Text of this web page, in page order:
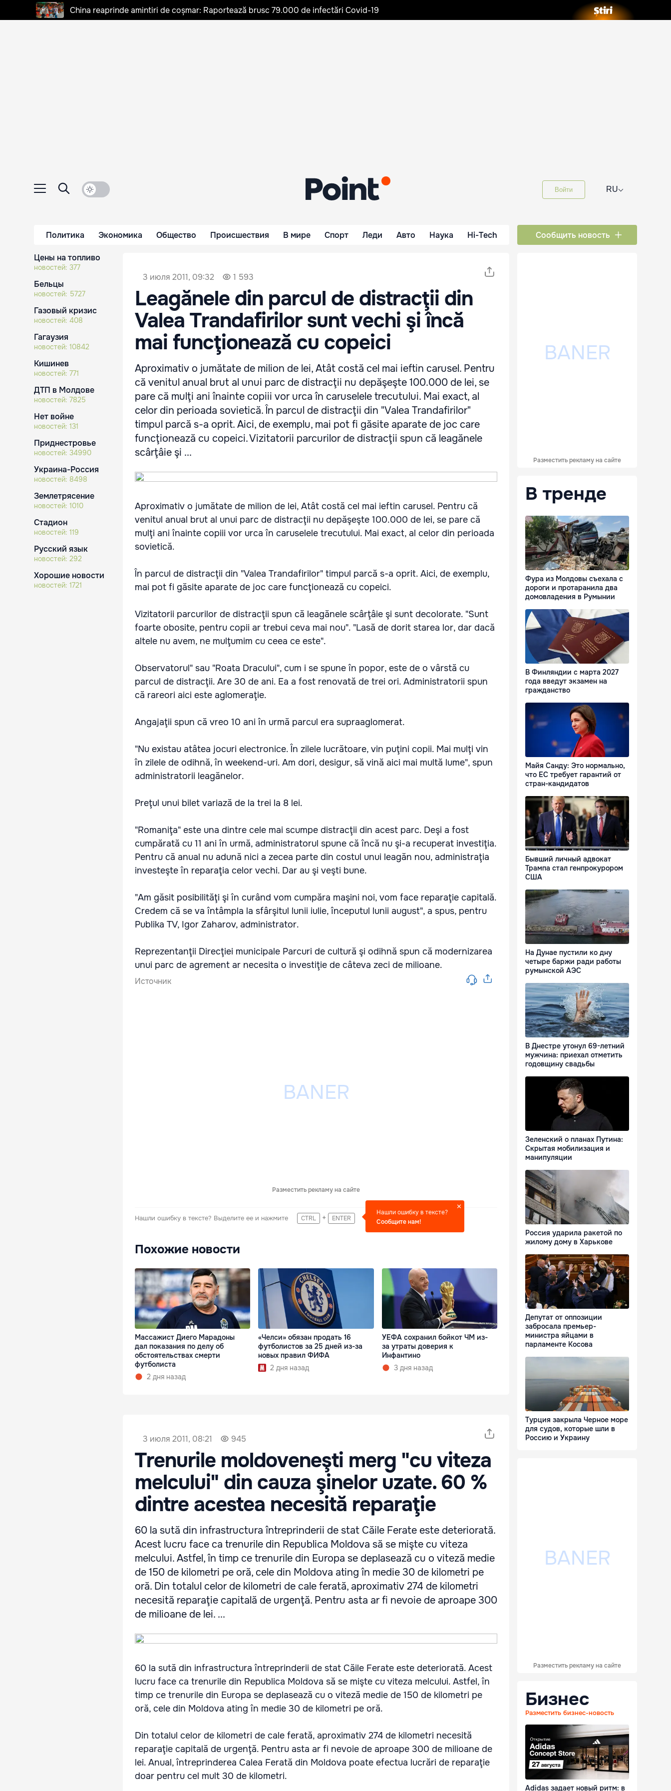
China reaprinde amintiri de coșmar: Raportează brusc 79.000 de infectări Covid-19
Войти RU⌵
Политика Экономика Общество Происшествия В мире Спорт Леди Авто Наука Hi-Tech Сообщить новость
Цены на топливо
новостей: 377
Бельцы
новостей: 5727
Газовый кризис
новостей: 408
Гагаузия
новостей: 10842
Кишинев
новостей: 771
ДТП в Молдове
новостей: 7825
Нет войне
новостей: 131
Приднестровье
новостей: 34990
Украина-Россия
новостей: 8498
Землетрясение
новостей: 1010
Стадион
новостей: 119
Русский язык
новостей: 292
Хорошие новости
новостей: 1721
3 июля 2011, 09:32 1 593
Leagănele din parcul de distracţii din
Valea Trandafirilor sunt vechi şi încă
mai funcţionează cu copeici
Aproximativ o jumătate de milion de lei, Atât costă cel mai ieftin carusel. Pentru
că venitul anual brut al unui parc de distracţii nu depăşeşte 100.000 de lei, se
pare că mulţi ani înainte copiii vor urca în caruselele trecutului. Mai exact, al
celor din perioada sovietică. În parcul de distracţii din "Valea Trandafirilor"
timpul parcă s-a oprit. Aici, de exemplu, mai pot fi găsite aparate de joc care
funcţionează cu copeici. Vizitatorii parcurilor de distracţii spun că leagănele
scârţâie şi ...
Aproximativ o jumătate de milion de lei, Atât costă cel mai ieftin carusel. Pentru că
venitul anual brut al unui parc de distracţii nu depăşeşte 100.000 de lei, se pare că
mulţi ani înainte copiii vor urca în caruselele trecutului. Mai exact, al celor din perioada
sovietică.
În parcul de distracţii din "Valea Trandafirilor" timpul parcă s-a oprit. Aici, de exemplu,
mai pot fi găsite aparate de joc care funcţionează cu copeici.
Vizitatorii parcurilor de distracţii spun că leagănele scârţâie şi sunt decolorate. "Sunt
foarte obosite, pentru copii ar trebui ceva mai nou". "Lasă de dorit starea lor, dar dacă
altele nu avem, ne mulţumim cu ceea ce este".
Observatorul" sau "Roata Dracului", cum i se spune în popor, este de o vârstă cu
parcul de distracţii. Are 30 de ani. Ea a fost renovată de trei ori. Administratorii spun
că rareori aici este aglomeraţie.
Angajaţii spun că vreo 10 ani în urmă parcul era supraaglomerat.
"Nu existau atâtea jocuri electronice. În zilele lucrătoare, vin puţini copii. Mai mulţi vin
în zilele de odihnă, în weekend-uri. Am dori, desigur, să vină aici mai multă lume", spun
administratorii leagănelor.
Preţul unui bilet variază de la trei la 8 lei.
"Romaniţa" este una dintre cele mai scumpe distracţii din acest parc. Deşi a fost
cumpărată cu 11 ani în urmă, administratorul spune că încă nu şi-a recuperat investiţia.
Pentru că anual nu adună nici a zecea parte din costul unui leagăn nou, administraţia
investeşte în reparaţia celor vechi. Dar au şi veşti bune.
"Am găsit posibilităţi şi în curând vom cumpăra maşini noi, vom face reparaţie capitală.
Credem că se va întâmpla la sfârşitul lunii iulie, începutul lunii august", a spus, pentru
Publika TV, Igor Zaharov, administrator.
Reprezentanţii Direcţiei municipale Parcuri de cultură şi odihnă spun că modernizarea
unui parc de agrement ar necesita o investiţie de câteva zeci de milioane.
Источник
Разместить рекламу на сайте
Нашли ошибку в тексте? Выделите ее и нажмите CTRL + ENTER
Нашли ошибку в тексте?
Сообщите нам!
Похожие новости
Массажист Диего Марадоны
дал показания по делу об
обстоятельствах смерти
футболиста
2 дня назад
«Челси» обязан продать 16
футболистов за 25 дней из-за
новых правил ФИФА
2 дня назад
УЕФА сохранил бойкот ЧМ из-
за утраты доверия к
Инфантино
3 дня назад
3 июля 2011, 08:21 945
Trenurile moldoveneşti merg "cu viteza
melcului" din cauza şinelor uzate. 60 %
dintre acestea necesită reparaţie
60 la sută din infrastructura întreprinderii de stat Căile Ferate este deteriorată.
Acest lucru face ca trenurile din Republica Moldova să se mişte cu viteza
melcului. Astfel, în timp ce trenurile din Europa se deplasează cu o viteză medie
de 150 de kilometri pe oră, cele din Moldova ating în medie 30 de kilometri pe
oră. Din totalul celor de kilometri de cale ferată, aproximativ 274 de kilometri
necesită reparaţie capitală de urgenţă. Pentru asta ar fi nevoie de aproape 300
de milioane de lei. ...
60 la sută din infrastructura întreprinderii de stat Căile Ferate este deteriorată. Acest
lucru face ca trenurile din Republica Moldova să se mişte cu viteza melcului. Astfel, în
timp ce trenurile din Europa se deplasează cu o viteză medie de 150 de kilometri pe
oră, cele din Moldova ating în medie 30 de kilometri pe oră.
Din totalul celor de kilometri de cale ferată, aproximativ 274 de kilometri necesită
reparaţie capitală de urgenţă. Pentru asta ar fi nevoie de aproape 300 de milioane de
lei. Anual, întreprinderea Calea Ferată din Moldova poate efectua lucrări de reparaţie
doar pentru cel mult 30 de kilometri.
Разместить рекламу на сайте
В тренде
Фура из Молдовы съехала с
дороги и протаранила два
домовладения в Румынии
В Финляндии с марта 2027
года введут экзамен на
гражданство
Майя Санду: Это нормально,
что ЕС требует гарантий от
стран-кандидатов
Бывший личный адвокат
Трампа стал генпрокурором
США
На Дунае пустили ко дну
четыре баржи ради работы
румынской АЭС
В Днестре утонул 69-летний
мужчина: приехал отметить
годовщину свадьбы
Зеленский о планах Путина:
Скрытая мобилизация и
манипуляции
Россия ударила ракетой по
жилому дому в Харькове
Депутат от оппозиции
забросала премьер-
министра яйцами в
парламенте Косова
Турция закрыла Черное море
для судов, которые шли в
Россию и Украину
Разместить рекламу на сайте
Бизнес
Разместить бизнес-новость
Adidas задает новый ритм: в